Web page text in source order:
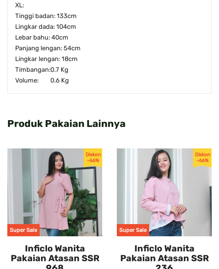
XL:
Tinggi badan: 133cm
Lingkar dada: 104cm
Lebar bahu: 40cm
Panjang lengan: 54cm
Lingkar lengan: 18cm
Timbangan:0.7 Kg
Volume:
0.6 Kg
Produk Pakaian Lainnya
Diskon
-66%
Super Sale
Inficlo Wanita
Pakaian Atasan SSR
Diskon
-66%
Super Sale
Inficlo Wanita
Pakaian Atasan SSR